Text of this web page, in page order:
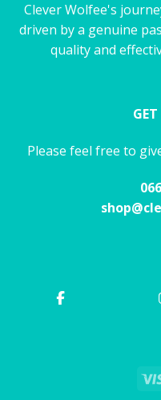
Clever Wolfee's
driven by a genuine
quality and
Please feel free to